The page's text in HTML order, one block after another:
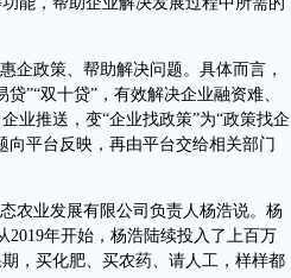
政策、帮助解决问题。具体而言，
”“双十贷”，有效解决企业融资难、
业推送，变“企业找政策”为“政策找企
向平台反映，再由平台交给相关部门
业发展有限公司负责人杨浩说。杨
2019年开始，杨浩陆续投入了上百万
，买化肥、买农药、请人工，样样都